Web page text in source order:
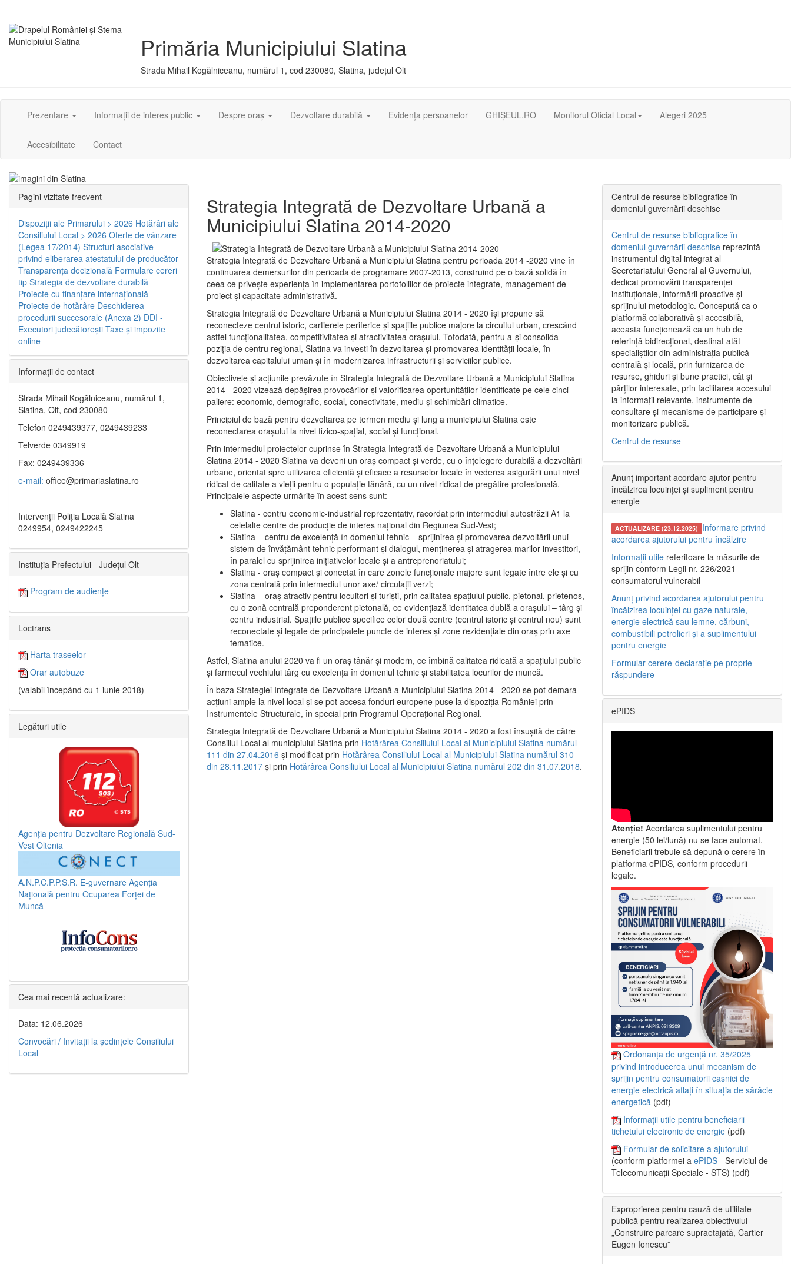
Primăria Municipiului Slatina
Strada Mihail Kogălniceanu, numărul 1, cod 230080, Slatina, județul Olt
Prezentare Informații de interes public Despre oraș Dezvoltare durabilă Evidența persoanelor GHIȘEUL.RO Monitorul Oficial Local Alegeri 2025
Accesibilitate Contact
Strategia Integrată de Dezvoltare Urbană a
Municipiului Slatina 2014-2020
Strategia Integrată de Dezvoltare Urbană a Municipiului Slatina pentru perioada 2014 -2020 vine în
continuarea demersurilor din perioada de programare 2007-2013, construind pe o bază solidă în
ceea ce priveşte experienţa în implementarea portofoliilor de proiecte integrate, management de
proiect și capacitate administrativă.
Strategia Integrată de Dezvoltare Urbană a Municipiului Slatina 2014 - 2020 își propune să
reconecteze centrul istoric, cartierele periferice şi spaţiile publice majore la circuitul urban, crescând
astfel funcţionalitatea, competitivitatea şi atractivitatea oraşului. Totodată, pentru a-şi consolida
poziţia de centru regional, Slatina va investi în dezvoltarea şi promovarea identităţii locale, în
dezvoltarea capitalului uman şi în modernizarea infrastructurii şi serviciilor publice.
Obiectivele şi acţiunile prevăzute în Strategia Integrată de Dezvoltare Urbană a Municipiului Slatina
2014 - 2020 vizează depășirea provocărilor şi valorificarea oportunităţilor identificate pe cele cinci
paliere: economic, demografic, social, conectivitate, mediu şi schimbări climatice.
Principiul de bază pentru dezvoltarea pe termen mediu şi lung a municipiului Slatina este
reconectarea oraşului la nivel fizico-spaţial, social şi funcţional.
Prin intermediul proiectelor cuprinse în Strategia Integrată de Dezvoltare Urbană a Municipiului
Slatina 2014 - 2020 Slatina va deveni un oraş compact şi verde, cu o înţelegere durabilă a dezvoltării
urbane, orientat spre utilizarea eficientă şi eficace a resurselor locale în vederea asigurării unui nivel
ridicat de calitate a vieţii pentru o populaţie tânără, cu un nivel ridicat de pregătire profesională.
Principalele aspecte urmărite în acest sens sunt:
Slatina - centru economic-industrial reprezentativ, racordat prin intermediul autostrăzii A1 la
celelalte centre de producţie de interes naţional din Regiunea Sud-Vest;
Slatina – centru de excelenţă în domeniul tehnic – sprijinirea şi promovarea dezvoltării unui
sistem de învăţământ tehnic performant şi dialogul, menţinerea şi atragerea marilor investitori,
în paralel cu sprijinirea iniţiativelor locale şi a antreprenoriatului;
Slatina - oraş compact şi conectat în care zonele funcţionale majore sunt legate între ele şi cu
zona centrală prin intermediul unor axe/ circulații verzi;
Slatina – oraş atractiv pentru locuitori şi turişti, prin calitatea spaţiului public, pietonal, prietenos,
cu o zonă centrală preponderent pietonală, ce evidenţiază identitatea dublă a oraşului – târg şi
centru industrial. Spaţiile publice specifice celor două centre (centrul istoric şi centrul nou) sunt
reconectate şi legate de principalele puncte de interes şi zone rezidenţiale din oraş prin axe
tematice.
Astfel, Slatina anului 2020 va fi un oraş tânăr şi modern, ce îmbină calitatea ridicată a spaţiului public
şi farmecul vechiului târg cu excelenţa în domeniul tehnic şi stabilitatea locurilor de muncă.
În baza Strategiei Integrate de Dezvoltare Urbană a Municipiului Slatina 2014 - 2020 se pot demara
acţiuni ample la nivel local şi se pot accesa fonduri europene puse la dispoziţia României prin
Instrumentele Structurale, în special prin Programul Operațional Regional.
Strategia Integrată de Dezvoltare Urbană a Municipiului Slatina 2014 - 2020 a fost însuşită de către
Consiliul Local al municipiului Slatina prin Hotărârea Consiliului Local al Municipiului Slatina numărul
111 din 27.04.2016 și modificat prin Hotărârea Consiliului Local al Municipiului Slatina numărul 310
din 28.11.2017 și prin Hotărârea Consiliului Local al Municipiului Slatina numărul 202 din 31.07.2018.
Pagini vizitate frecvent
Dispoziţii ale Primarului > 2026 Hotărâri ale
Consiliului Local > 2026 Oferte de vânzare
(Legea 17/2014) Structuri asociative
privind eliberarea atestatului de producător
Transparenţa decizională Formulare cereri
tip Strategia de dezvoltare durabilă
Proiecte cu finanţare internaţională
Proiecte de hotărâre Deschiderea
procedurii succesorale (Anexa 2) DDI -
Executori judecătorești Taxe şi impozite
online
Informaţii de contact
Strada Mihail Kogălniceanu, numărul 1,
Slatina, Olt, cod 230080
Telefon 0249439377, 0249439233
Telverde 0349919
Fax: 0249439336
e-mail: office@primariaslatina.ro
Intervenții Poliția Locală Slatina
0249954, 0249422245
Instituția Prefectului - Județul Olt
Program de audiențe
Loctrans
Harta traseelor
Orar autobuze
(valabil începând cu 1 iunie 2018)
Legături utile
Agenția pentru Dezvoltare Regională Sud-
Vest Oltenia
A.N.P.C.P.P.S.R. E-guvernare Agenția
Națională pentru Ocuparea Forței de
Muncă
Cea mai recentă actualizare:
Data: 12.06.2026
Convocări / Invitaţii la şedinţele Consiliului
Local
Centrul de resurse bibliografice în
domeniul guvernării deschise
Centrul de resurse bibliografice în
domeniul guvernării deschise reprezintă
instrumentul digital integrat al
Secretariatului General al Guvernului,
dedicat promovării transparenței
instituționale, informării proactive și
sprijinului metodologic. Concepută ca o
platformă colaborativă și accesibilă,
aceasta funcționează ca un hub de
referință bidirecțional, destinat atât
specialiștilor din administrația publică
centrală și locală, prin furnizarea de
resurse, ghiduri și bune practici, cât și
părților interesate, prin facilitarea accesului
la informații relevante, instrumente de
consultare și mecanisme de participare și
monitorizare publică.
Centrul de resurse
Anunț important acordare ajutor pentru
încălzirea locuinței și supliment pentru
energie
ACTUALIZARE (23.12.2025) Informare privind
acordarea ajutorului pentru încălzire
Informații utile referitoare la măsurile de
sprijin conform Legii nr. 226/2021 -
consumatorul vulnerabil
Anunț privind acordarea ajutorului pentru
încălzirea locuinței cu gaze naturale,
energie electrică sau lemne, cărbuni,
combustibili petrolieri și a suplimentului
pentru energie
Formular cerere-declarație pe proprie
răspundere
ePIDS
Atenție! Acordarea suplimentului pentru
energie (50 lei/lună) nu se face automat.
Beneficiarii trebuie să depună o cerere în
platforma ePIDS, conform procedurii
legale.
Ordonanța de urgență nr. 35/2025
privind introducerea unui mecanism de
sprijin pentru consumatorii casnici de
energie electrică aflați în situația de sărăcie
energetică (pdf)
Informații utile pentru beneficiarii
tichetului electronic de energie (pdf)
Formular de solicitare a ajutorului
(conform platformei a ePIDS - Serviciul de
Telecomunicații Speciale - STS) (pdf)
Exproprierea pentru cauză de utilitate
publică pentru realizarea obiectivului
„Construire parcare supraetajată, Cartier
Eugen Ionescu”